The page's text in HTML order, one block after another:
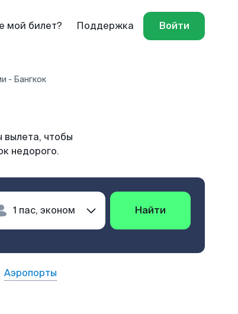
мой билет? Поддержка Войти
- Бангкок
вылета, чтобы
недорого.
Найти
Аэропорты